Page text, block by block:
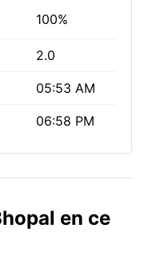
100%
2.0
05:53 AM
06:58 PM
en ce